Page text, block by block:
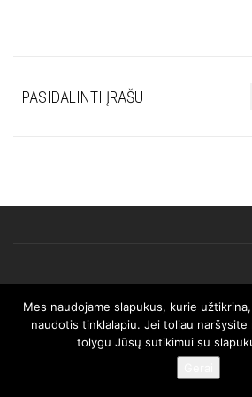
PASIDALINTI ĮRAŠU
© 2025 AFRISO. Visos
Mes naudojame slapukus, kurie
naudotis tinklalapiu. Jei toliau naršysite
tolygu Jūsų sutikimui su